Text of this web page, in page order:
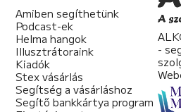
Amiben segíthetünk
Podcast-ek
Helma hangok
Illusztrátoraink
Kiadók
Stex vásárlás
Segítség a vásárláshoz
Segítő bankkártya program
-